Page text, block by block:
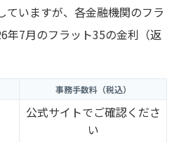
いますが、各金融機関のフラ
年7月のフラット35の金利（返
事務手数料（税込）
公式サイトでご確認くださ
い